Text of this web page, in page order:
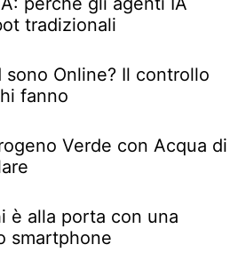
tradizionali
sono Online? Il controllo
fanno
Verde con Acqua di
è alla porta con una
smartphone